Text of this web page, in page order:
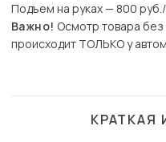
Подъем на руках — 800
Важно! Осмотр товара
происходит ТОЛЬКО у
КРАТКАЯ